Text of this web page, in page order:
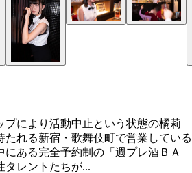
ターストップにより活動中止の橘莉
が待たれる
プにより活動中止という状態の橘莉
たれる新宿・歌舞伎町で営業している
にある完全予約制の「週プレ酒ＢＡ
タレントたちが...